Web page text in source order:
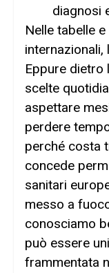
diagnosi
Nelle tabelle
Eppure dietro
scelte
aspettare
perdere
perché costa
concede
sanitari
messo a
conosciamo
può essere
frammentata